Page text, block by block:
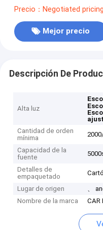
Precio：Negotiated pricing
Mejor precio
Descripción De
Alta luz
Cantidad de orden
mínima
Capacidad de la
fuente
Detalles de
empaquetado
Lugar de origen
、
Nombre de la marca
CAR